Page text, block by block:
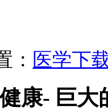
： 医学下
健康- 巨